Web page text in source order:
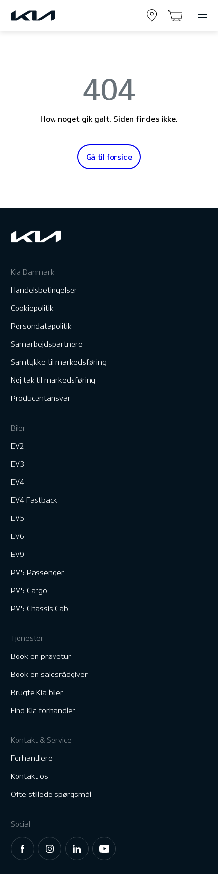
404
Hov, noget gik galt. Siden findes ikke.
Gå til forside
Kia Danmark
Handelsbetingelser
Cookiepolitik
Persondatapolitik
Samarbejdspartnere
Samtykke til markedsføring
Nej tak til markedsføring
Producentansvar
Biler
EV2
EV3
EV4
EV4 Fastback
EV5
EV6
EV9
PV5 Passenger
PV5 Cargo
PV5 Chassis Cab
Tjenester
Book en prøvetur
Book en salgsrådgiver
Brugte Kia biler
Find Kia forhandler
Kontakt & Service
Forhandlere
Kontakt os
Ofte stillede spørgsmål
Social